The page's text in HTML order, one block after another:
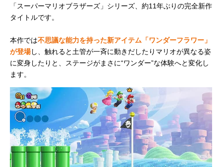
「スーパーマリオブラザーズ」シリーズ、約11年ぶりの完全新作
タイトルです。
本作では不思議な能力を持った新アイテム「ワンダーフラワー」
が登場し、触れると土管が一斉に動きだしたりマリオが異なる姿
に変身したりと、ステージがまさに“ワンダー”な体験へと変化し
ます。